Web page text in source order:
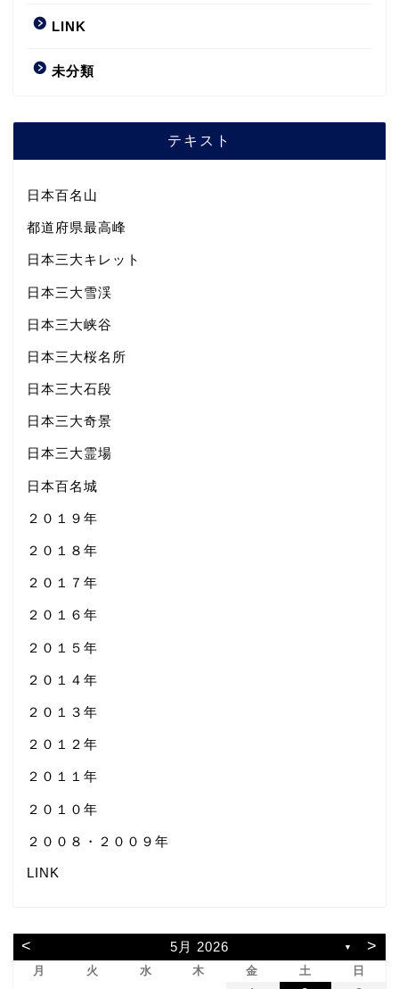
LINK
未分類
テキスト
日本百名山
都道府県最高峰
日本三大キレット
日本三大雪渓
日本三大峡谷
日本三大桜名所
日本三大石段
日本三大奇景
日本三大霊場
日本百名城
２０１９年
２０１８年
２０１７年
２０１６年
２０１５年
２０１４年
２０１３年
２０１２年
２０１１年
２０１０年
２００８・２００９年
LINK
< 5月 2026 ▼ >
月 火 水 木 金 土 日